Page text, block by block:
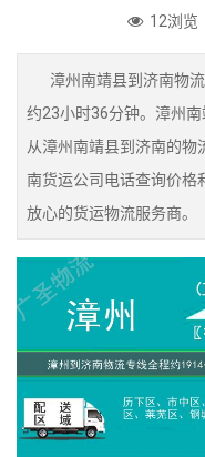
12浏
漳州南靖县到济南物流
约23小时36分钟。漳州
从漳州南靖县到济南的
南货运公司电话查询价格
放心的货运物流服务商。